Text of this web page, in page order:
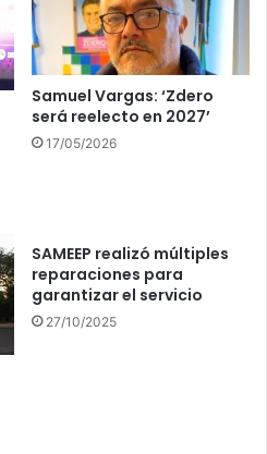
Samuel Vargas: ‘Zdero
será reelecto en 2027’
17/05/2026
SAMEEP realizó múltiples
reparaciones para
garantizar el servicio
27/10/2025